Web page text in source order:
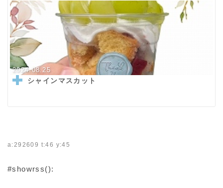
2024.08.25
シャインマスカット
a:292609 t:46 y:45
#showrss():